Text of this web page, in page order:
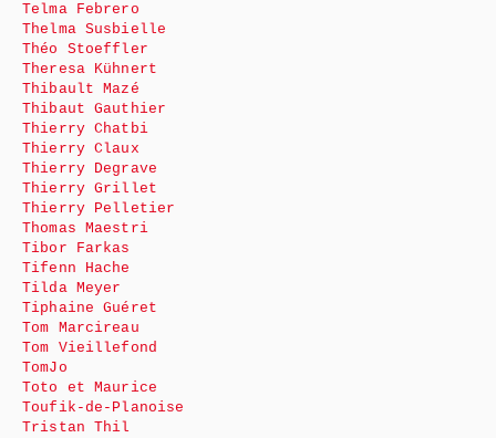
Telma Febrero
Thelma Susbielle
Théo Stoeffler
Theresa Kühnert
Thibault Mazé
Thibaut Gauthier
Thierry Chatbi
Thierry Claux
Thierry Degrave
Thierry Grillet
Thierry Pelletier
Thomas Maestri
Tibor Farkas
Tifenn Hache
Tilda Meyer
Tiphaine Guéret
Tom Marcireau
Tom Vieillefond
TomJo
Toto et Maurice
Toufik-de-Planoise
Tristan Thil